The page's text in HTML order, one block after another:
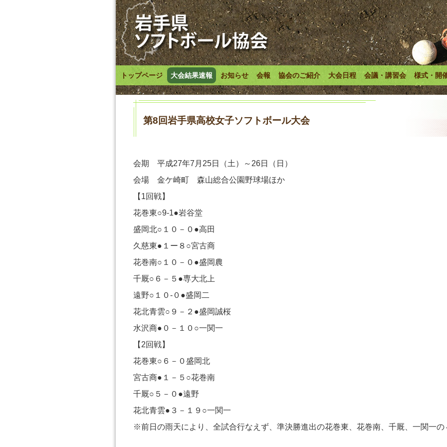
トップページ 大会結果速報 お知らせ 会報 協会のご紹介 大会日程 会議・講習会 様式・開
第8回岩手県高校女子ソフトボール大会
会期 平成27年7月25日（土）～26日（日）
会場 金ケ崎町 森山総合公園野球場ほか
【1回戦】
花巻東○9-1●岩谷堂
盛岡北○１０－０●高田
久慈東●１ー８○宮古商
花巻南○１０－０●盛岡農
千厩○６－５●専大北上
遠野○１０-０●盛岡二
花北青雲○９－２●盛岡誠桜
水沢商●０－１０○一関一
【2回戦】
花巻東○６－０盛岡北
宮古商●１－５○花巻南
千厩○５－０●遠野
花北青雲●３－１９○一関一
※前日の雨天により、全試合行なえず、準決勝進出の花巻東、花巻南、千厩、一関一の